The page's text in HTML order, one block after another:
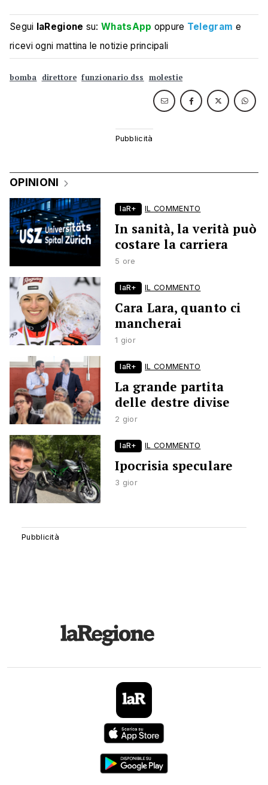
Segui laRegione su:WhatsApp oppure Telegram e
ricevi ogni mattina le notizie principali
bomba direttore funzionario dss molestie
OPINIONI
laR+ IL COMMENTO
In sanità, la verità può
costare la carriera
5 ore
laR+ IL COMMENTO
Cara Lara, quanto ci
mancherai
1 gior
laR+ IL COMMENTO
La grande partita
delle destre divise
2 gior
laR+ IL COMMENTO
Ipocrisia speculare
3 gior